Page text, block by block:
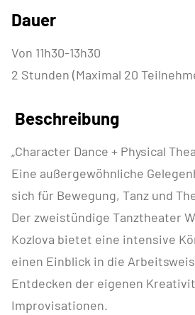
Dauer
Von 11h30-13h30
2 Stunden (Maximal 20
Beschreibung
„Character Dance + Physical
Eine außergewöhnliche
sich für Bewegung, Tanz und
Der zweistündige Tanztheater
Kozlova bietet eine intensive
einen Einblick in die
Entdecken der eigenen
Improvisationen.